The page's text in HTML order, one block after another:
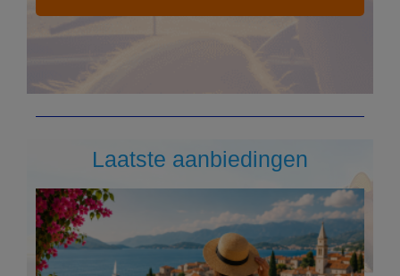
Laatste aanbiedingen